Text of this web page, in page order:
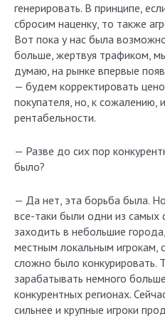
генерировать. В принципе,
сбросим наценку, то также
Вот пока у нас была
больше, жертвуя трафиком,
думаю, на рынке впервые
— будем корректировать
покупателя, но, к сожалению,
рентабельности.
— Разве до сих пор
было?
— Да нет, эта борьба была.
все-таки были одни из самых
заходить в небольшие
местным локальным игрокам,
сложно было конкурировать.
зарабатывать немного
конкурентных регионах.
сильнее и крупные игроки